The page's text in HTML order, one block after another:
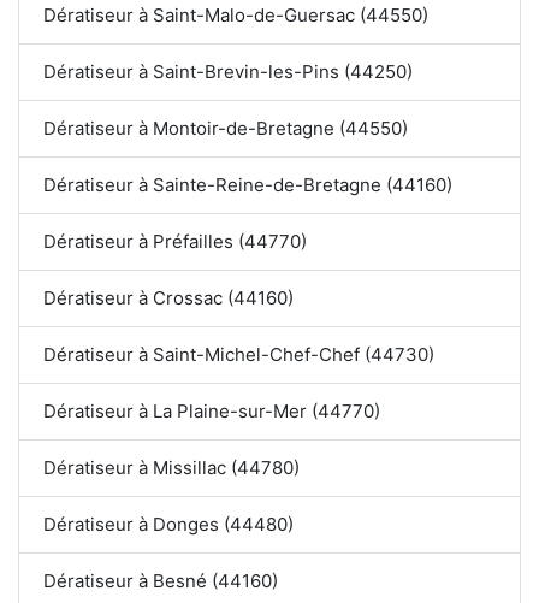
Dératiseur à Saint-Malo-de-Guersac (44550)
Dératiseur à Saint-Brevin-les-Pins (44250)
Dératiseur à Montoir-de-Bretagne (44550)
Dératiseur à Sainte-Reine-de-Bretagne (44160)
Dératiseur à Préfailles (44770)
Dératiseur à Crossac (44160)
Dératiseur à Saint-Michel-Chef-Chef (44730)
Dératiseur à La Plaine-sur-Mer (44770)
Dératiseur à Missillac (44780)
Dératiseur à Donges (44480)
Dératiseur à Besné (44160)